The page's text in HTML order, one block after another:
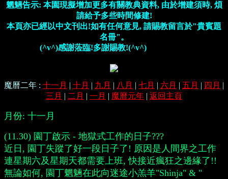
魍魎告示: 本園現擬增加更多有關教典資料, 由於增建須時, 煩
請給予多些時間修建!
本頁亦已經以中文刊出!如有任何意見, 請賜教留言於"貴賓題
名冊"。
(^v^)感謝蒞臨!多謝賜教!(^v^)
魔曆二年 : 十一月 | 十月 | 九月 | 八月 | 七月 | 六月 | 五月 | 四月 |
三月 | 二月 | 一月 | 魔曆元年 | 返回主頁
月份: 十一月
(11.30) 園丁啟示 - 地獄式工作的日子???
近日, 園丁失蹤了好一段日子了! 原因是人間界之工作
連星期六及星期天都需要上班, 快接近瘋狂之邊緣了!!
無論如何, 園丁魍魎在此向迷途小羔羊"Shinja" & "